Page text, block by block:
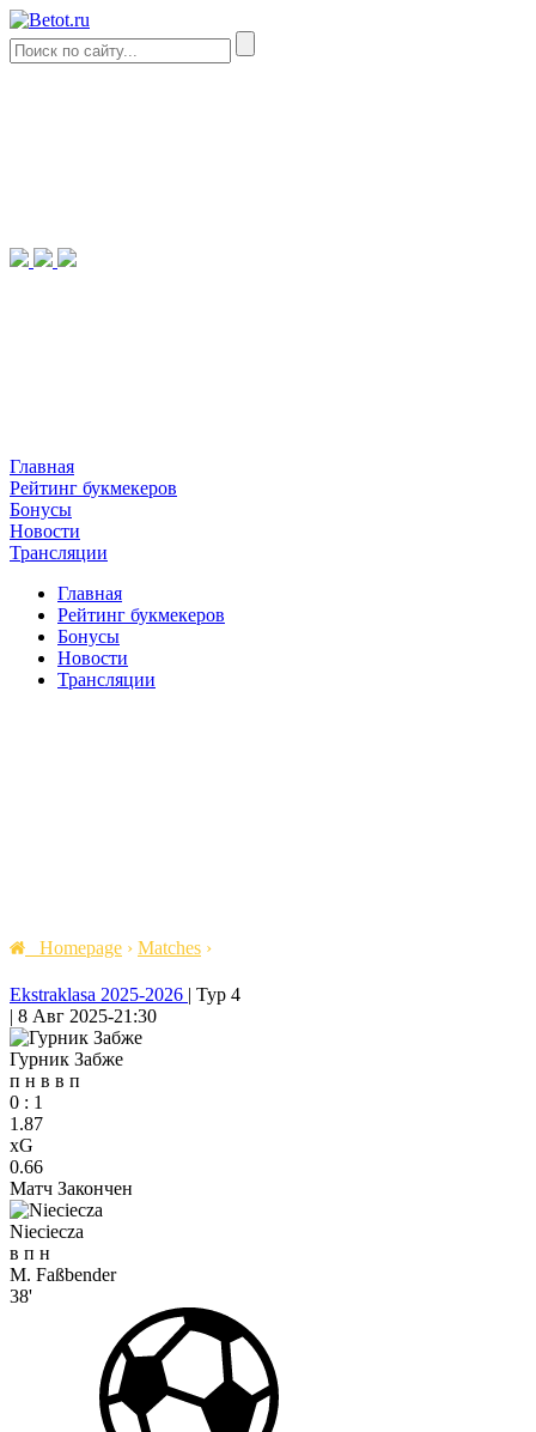
Главная
Рейтинг букмекеров
Бонусы
Новости
Трансляции
Главная
Рейтинг букмекеров
Бонусы
Новости
Трансляции
Homepage › Matches ›
Ekstraklasa 2025-2026 | Тур 4
| 8 Авг 2025-21:30
Гурник Забже
п н в в п
0 : 1
1.87
xG
0.66
Матч Закончен
Nieciecza
в п н
M. Faßbender
38'